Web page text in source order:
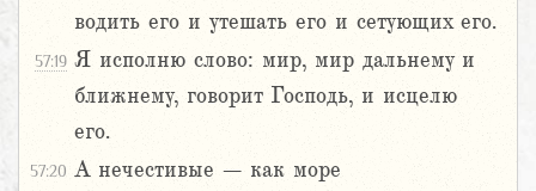
водить его и утешать его и сетующих его.
57:19 Я исполню слово: мир, мир дальнему и
ближнему, говорит Господь, и исцелю
его.
57:20 А нечестивые – как море